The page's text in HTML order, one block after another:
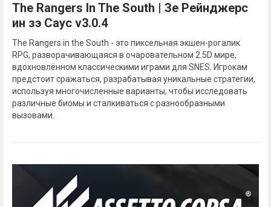
The Rangers In The South | Зе Рейнджерс
ин зэ Саус v3.0.4
The Rangers in the South - это пиксельная экшен-рогалик
RPG, разворачивающаяся в очаровательном 2.5D мире,
вдохновлённом классическими играми для SNES. Игрокам
предстоит сражаться, разрабатывая уникальные стратегии,
используя многочисленные варианты, чтобы исследовать
различные биомы и сталкиваться с разнообразными
вызовами.